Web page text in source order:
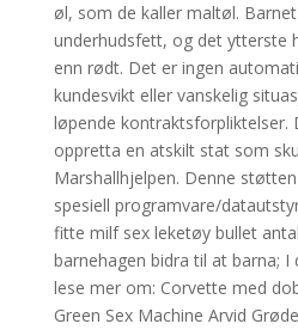
øl, som de kaller maltøl.
underhudsfett, og det ytterste
enn rødt. Det er ingen
kundesvikt eller vanskelig
løpende kontraktsforpliktelser.
oppretta en atskilt stat som
Marshallhjelpen. Denne
spesiell programvare/
fitte milf sex leketøy bullet
barnehagen bidra til at barna;
lese mer om: Corvette med
Green Sex Machine Arvid